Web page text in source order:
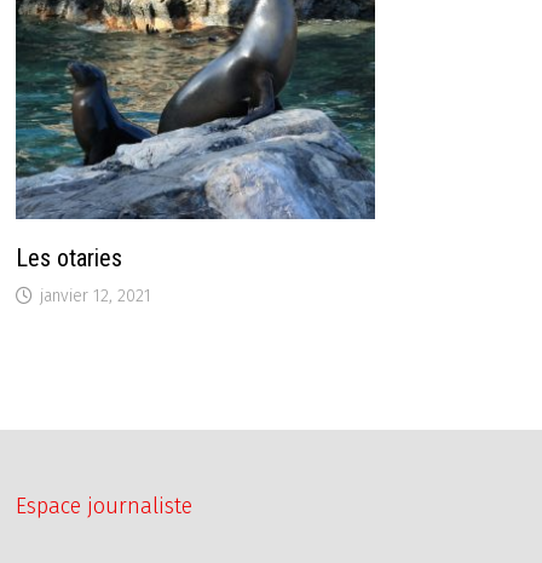
Les otaries
janvier 12, 2021
Espace journaliste